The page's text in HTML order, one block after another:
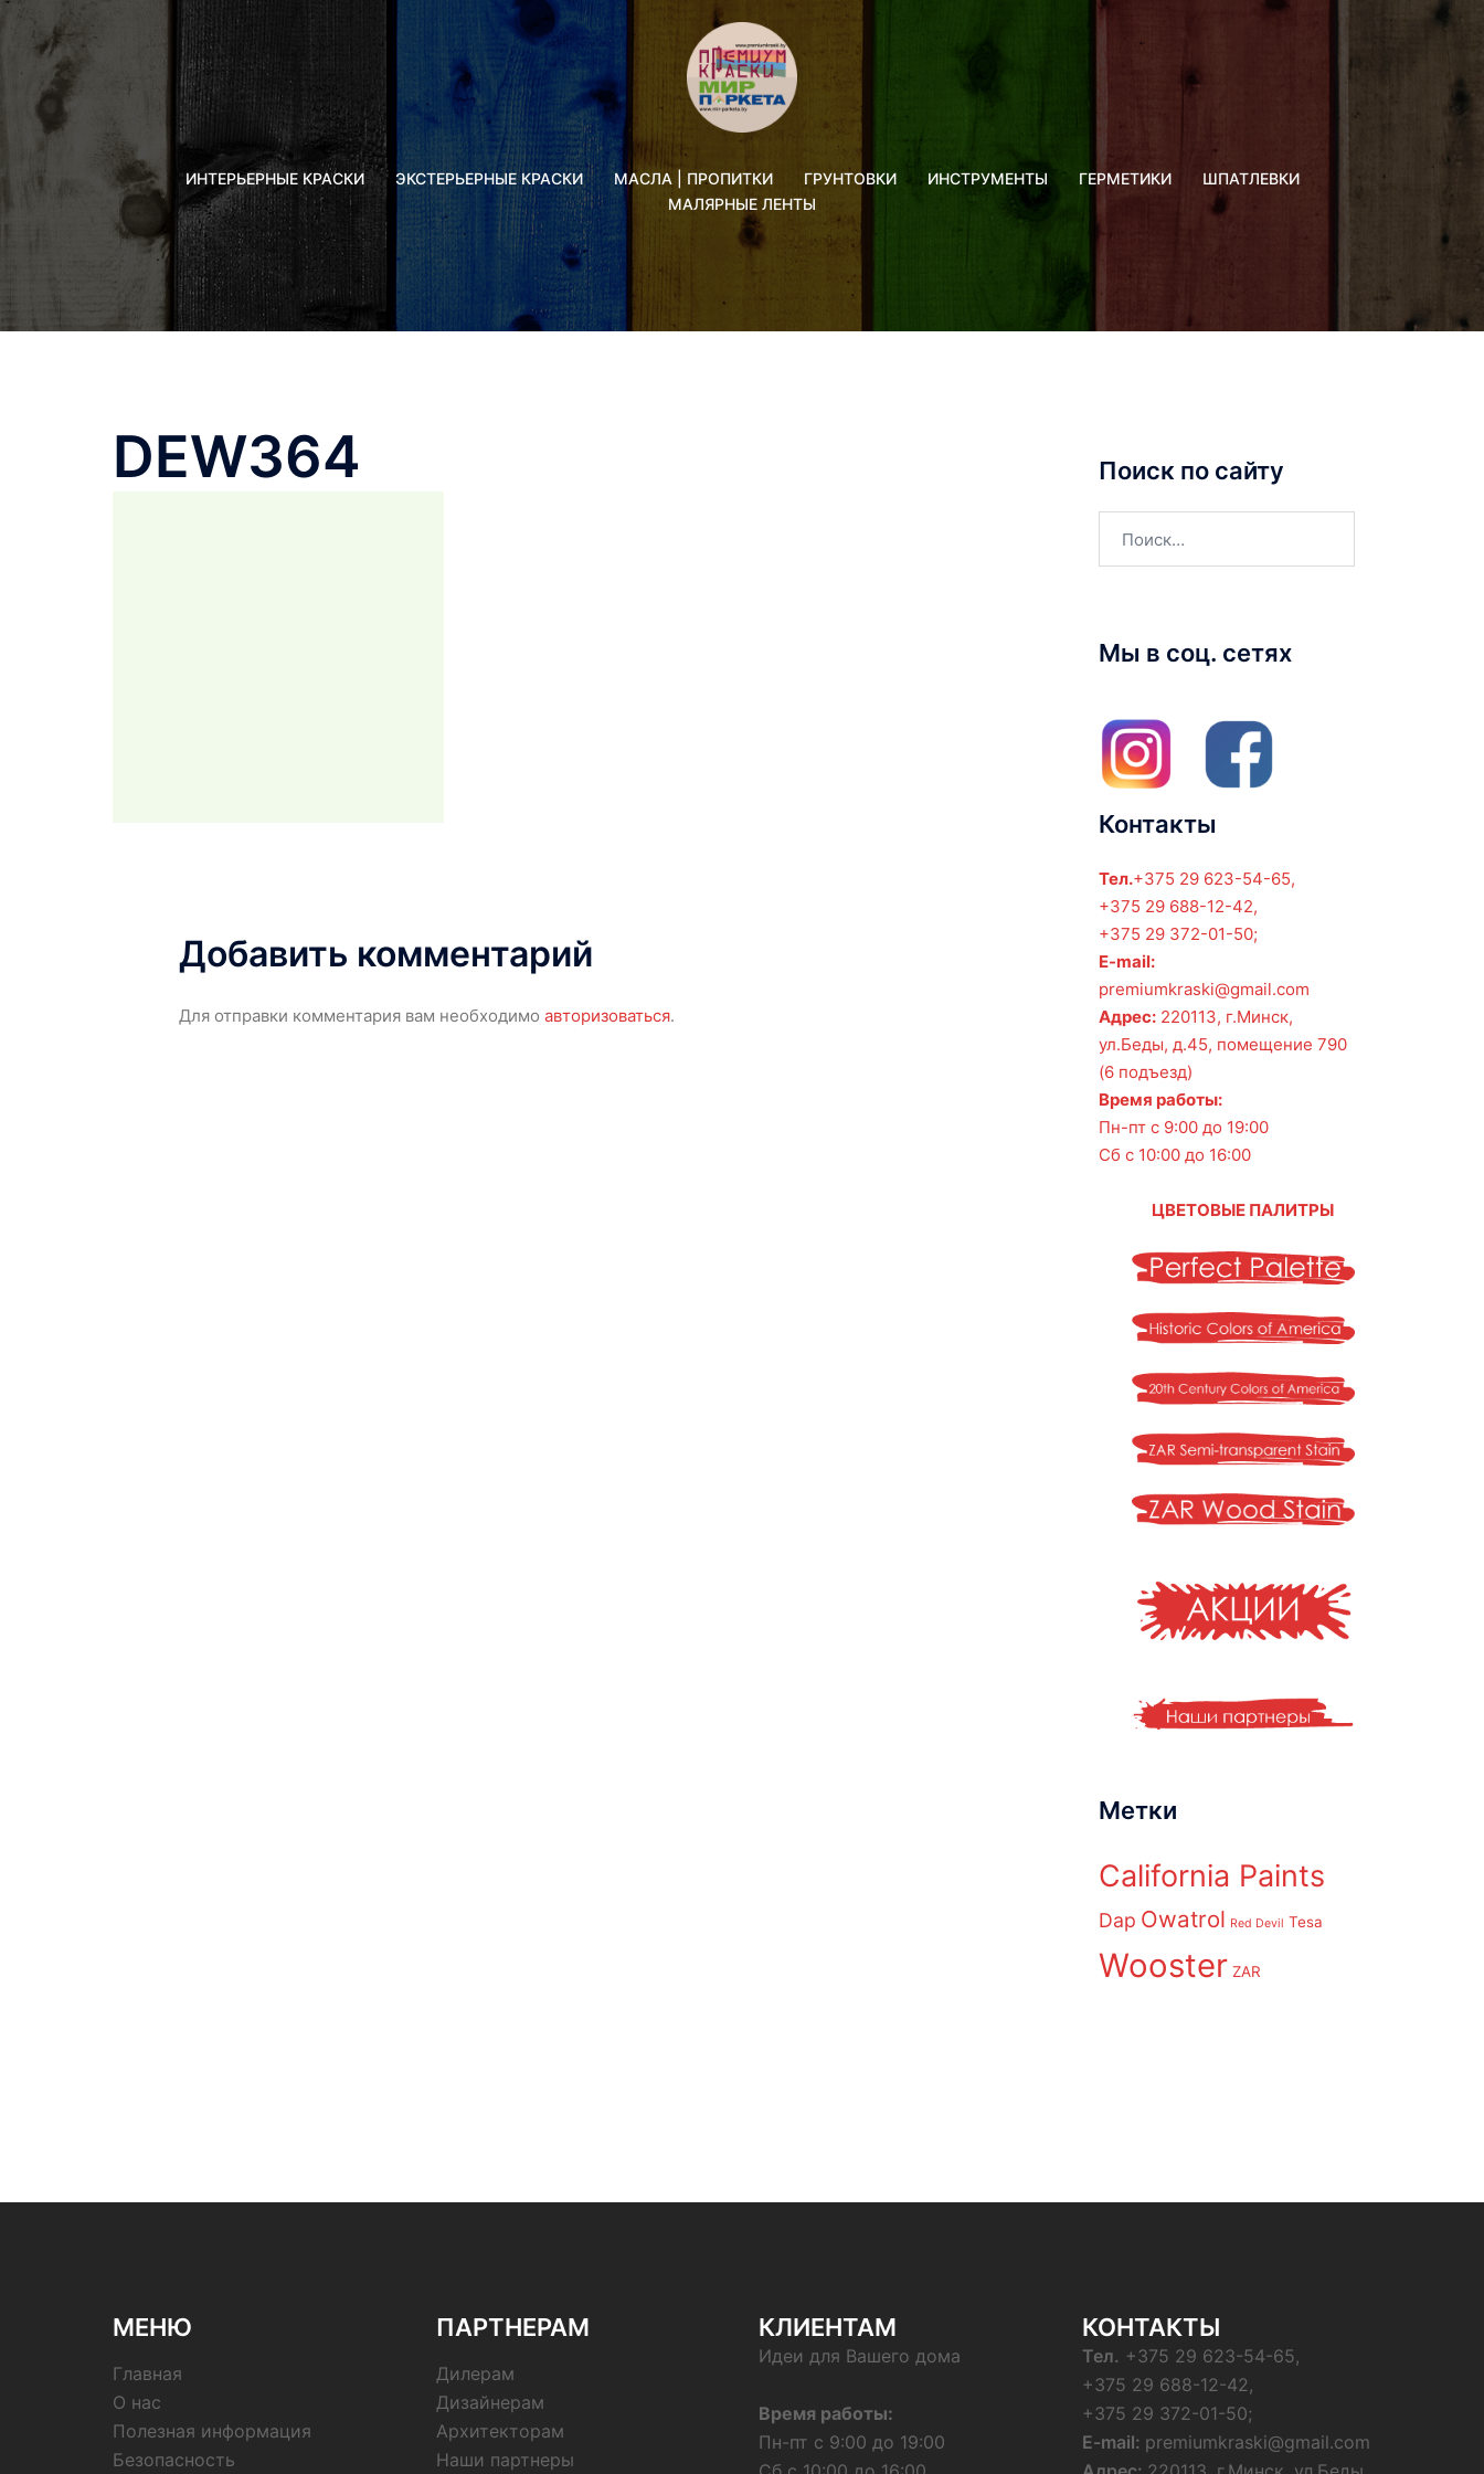
содержимому
ИНТЕРЬЕРНЫЕ КРАСКИ ЭКСТЕРЬЕРНЫЕ КРАСКИ МАСЛА | ПРОПИТКИ ГРУНТОВКИ ИНСТРУМЕНТЫ ГЕРМЕТИКИ
ШПАТЛЕВКИ
МАЛЯРНЫЕ ЛЕНТЫ
DEW364
Добавить комментарий
Для отправки комментария вам необходимо авторизоваться.
Поиск по сайту
Мы в соц. сетях
Контакты
Тел.+375 29 623-54-65,
+375 29 688-12-42,
+375 29 372-01-50;
E-mail:
premiumkraski@gmail.com
Адрес:220113, г.Минск,
ул.Беды, д.45, помещение 790
(6 подъезд)
Время работы:
Пн-пт с 9:00 до 19:00
Сб с 10:00 до 16:00
ЦВЕТОВЫЕ ПАЛИТРЫ
Метки
California Paints
Dap Owatrol Red Devil Tesa
Wooster ZAR
МЕНЮ
Главная
О нас
Полезная информация
Безопасность
ПАРТНЕРАМ
Дилерам
Дизайнерам
Архитекторам
Наши партнеры
КЛИЕНТАМ
Идеи для Вашего дома
Время работы:
Пн-пт с 9:00 до 19:00
КОНТАКТЫ
Тел. +375 29 623-54-65,
+375 29 688-12-42,
+375 29 372-01-50;
E-mail: premiumkraski@gmail.com